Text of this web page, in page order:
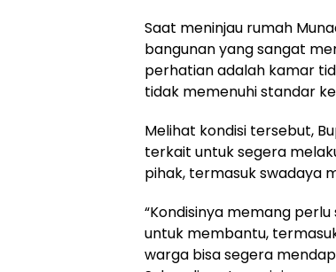
Saat meninjau rumah
bangunan yang sangat
perhatian adalah kamar
tidak memenuhi standar
Melihat kondisi tersebut,
terkait untuk segera
pihak, termasuk swadaya
“Kondisinya memang
untuk membantu,
warga bisa segera